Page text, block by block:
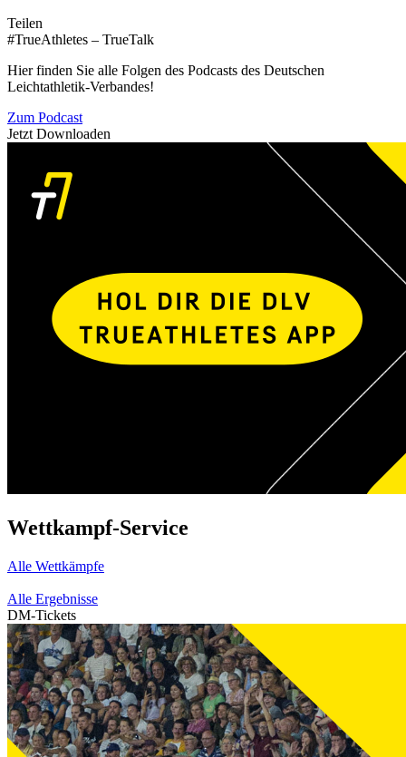
Teilen
#TrueAthletes – TrueTalk
Hier finden Sie alle Folgen des Podcasts des Deutschen
Leichtathletik-Verbandes!
Zum Podcast
Jetzt Downloaden
Wettkampf-Service
Alle Wettkämpfe
Alle Ergebnisse
DM-Tickets